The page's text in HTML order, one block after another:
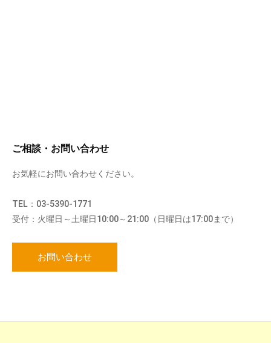
ご相談・お問い合わせ
お気軽にお問い合わせください。
TEL：03-5390-1771
受付：火曜日～土曜日10:00～21:00（日曜日は17:00まで）
お問い合わせ